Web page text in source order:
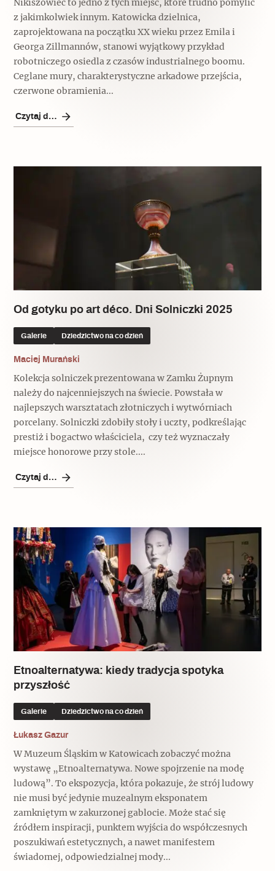
Nikiszowiec to jedno z tych miejsc, które trudno pomylić
z jakimkolwiek innym. Katowicka dzielnica,
zaprojektowana na początku XX wieku przez Emila i
Georga Zillmannów, stanowi wyjątkowy przykład
robotniczego osiedla z czasów industrialnego boomu.
Ceglane mury, charakterystyczne arkadowe przejścia,
czerwone obramienia...
Czytaj dalej
Od gotyku po art déco. Dni Solniczki 2025
Galerie Dziedzictwo na co dzień
Maciej Murański
Kolekcja solniczek prezentowana w Zamku Żupnym
należy do najcenniejszych na świecie. Powstała w
najlepszych warsztatach złotniczych i wytwórniach
porcelany. Solniczki zdobiły stoły i uczty, podkreślając
prestiż i bogactwo właściciela, czy też wyznaczały
miejsce honorowe przy stole....
Czytaj dalej
Etnoalternatywa: kiedy tradycja spotyka
przyszłość
Galerie Dziedzictwo na co dzień
Łukasz Gazur
W Muzeum Śląskim w Katowicach zobaczyć można
wystawę „Etnoalternatywa. Nowe spojrzenie na modę
ludową”. To ekspozycja, która pokazuje, że strój ludowy
nie musi być jedynie muzealnym eksponatem
zamkniętym w zakurzonej gablocie. Może stać się
źródłem inspiracji, punktem wyjścia do współczesnych
poszukiwań estetycznych, a nawet manifestem
świadomej, odpowiedzialnej mody...